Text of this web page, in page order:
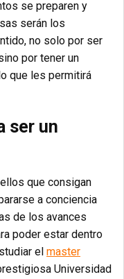
se preparen y
serán los
no solo por ser
por tener un
que les permitirá
ser un
que consigan
a conciencia
de los avances
poder estar dentro
el master
Universidad